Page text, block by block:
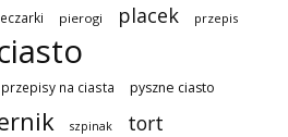
pierogi placek przepis
przepisy na ciasta pyszne ciasto
szpinak tort